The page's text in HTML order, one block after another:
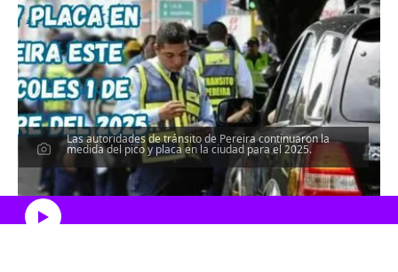
Las autoridades de tránsito de Pereira continuaron la
medida del pico y placa en la ciudad para el 2025.
Escucha el artículo